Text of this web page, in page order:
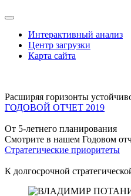
Интерактивный анализ
Центр загрузки
Карта сайта
Расширяя горизонты
ГОДОВОЙ ОТЧЕТ 2019
От 5-летнего планирования
Смотрите в нашем Годовом
Стратегические приоритеты
К долгосрочной